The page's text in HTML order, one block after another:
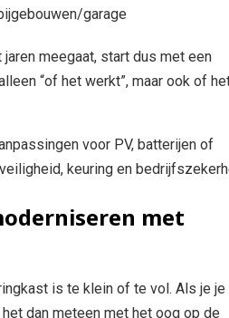
garage
meegaat, start dus met een
“of het werkt”, maar ook of
voor PV, batterijen of
keuring en
met
is te klein of te vol. Als je je
dan meteen met het oog op de